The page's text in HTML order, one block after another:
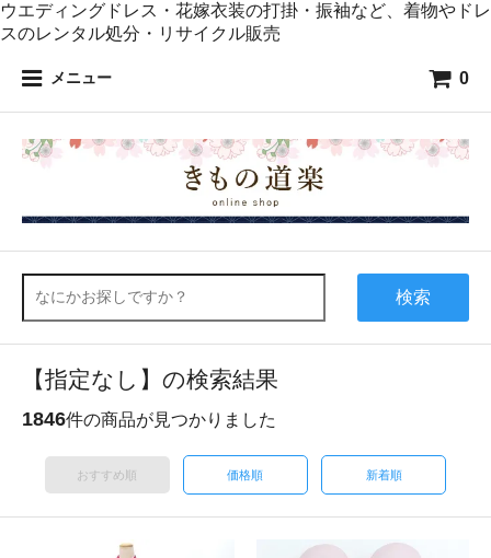
ウエディングドレス・花嫁衣装の打掛・振袖など、着物やドレ
スのレンタル処分・リサイクル販売
メニュー 0
検索
【指定なし】の検索結果
1846件の商品が見つかりました
おすすめ順 価格順 新着順